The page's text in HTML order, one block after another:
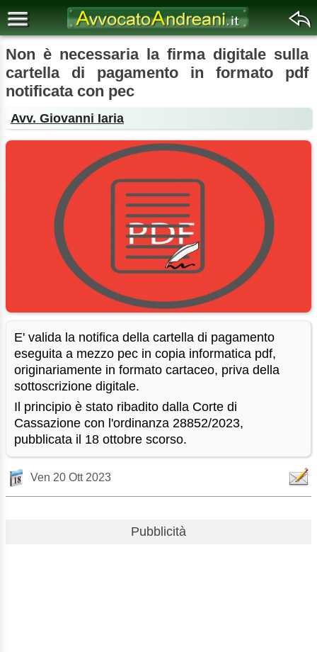
Non è necessaria la firma digitale sulla
cartella di pagamento in formato pdf
notificata con pec
Avv. Giovanni Iaria
E' valida la notifica della cartella di pagamento
eseguita a mezzo pec in copia informatica pdf,
originariamente in formato cartaceo, priva della
sottoscrizione digitale.
Il principio è stato ribadito dalla Corte di
Cassazione con l'ordinanza 28852/2023,
pubblicata il 18 ottobre scorso.
Ven 20 Ott 2023
Pubblicità